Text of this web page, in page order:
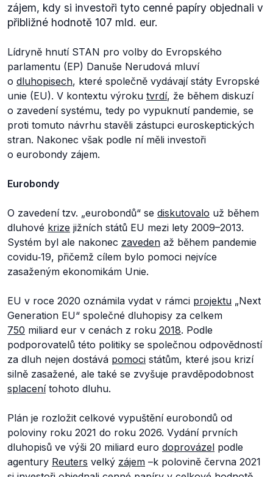
zájem, kdy si investoři tyto cenné papíry objednali v
přibližné hodnotě 107 mld. eur.
Lídryně hnutí STAN pro volby do Evropského
parlamentu (EP) Danuše Nerudová mluví
o dluhopisech, které společně vydávají státy Evropské
unie (EU). V kontextu výroku tvrdí, že během diskuzí
o zavedení systému, tedy po vypuknutí pandemie, se
proti tomuto návrhu stavěli zástupci euroskeptických
stran. Nakonec však podle ní měli investoři
o eurobondy zájem.
Eurobondy
O zavedení tzv. „eurobondů“ se diskutovalo už během
dluhové krize jižních států EU mezi lety 2009–2013.
Systém byl ale nakonec zaveden až během pandemie
covidu‑19, přičemž cílem bylo pomoci nejvíce
zasaženým ekonomikám Unie.
EU v roce 2020 oznámila vydat v rámci projektu „Next
Generation EU“ společné dluhopisy za celkem
750 miliard eur v cenách z roku 2018. Podle
podporovatelů této politiky se společnou odpovědností
za dluh nejen dostává pomoci státům, které jsou krizí
silně zasažené, ale také se zvyšuje pravděpodobnost
splacenítohoto dluhu.
Plán je rozložit celkové vypuštění eurobondů od
poloviny roku 2021 do roku 2026. Vydání prvních
dluhopisů ve výši 20 miliard euro doprovázel podle
agentury Reuters velký zájem –k polovině června 2021